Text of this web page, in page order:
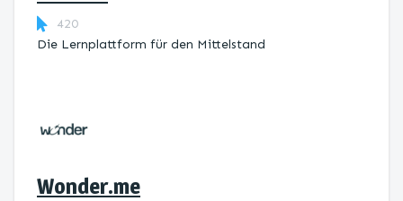
420
Die Lernplattform ​für den Mittelstand
Wonder.me